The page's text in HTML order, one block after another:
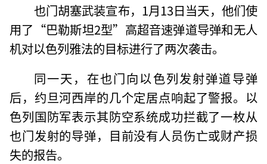
也门胡塞武装宣布，1月13日当天，他们使
用了“巴勒斯坦2型”高超音速弹道导弹和无人
机对以色列雅法的目标进行了两次袭击。
同一天，在也门向以色列发射弹道导弹
后，约旦河西岸的几个定居点响起了警报。以
色列国防军表示其防空系统成功拦截了一枚从
也门发射的导弹，目前没有人员伤亡或财产损
失的报告。